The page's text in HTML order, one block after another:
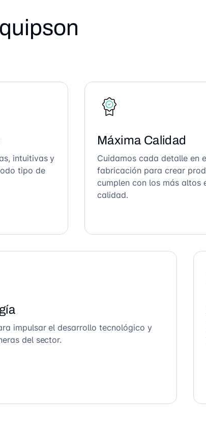
intuitivas y
tipo de
Máxima Calidad
Cuidamos cada detalle en
fabricación para crear
cumplen con los más altos
calidad.
impulsar el desarrollo tecnológico y
del sector.